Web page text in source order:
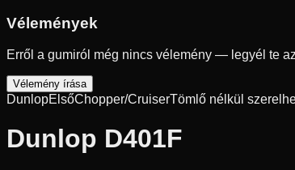
Vélemények
Erről a gumiról még nincs vélemény — legyél te
Vélemény írása
DunlopElsőChopper/CruiserTömlő nélkül
Dunlop D401F